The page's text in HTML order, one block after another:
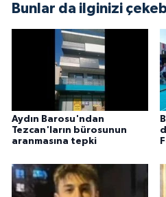
Bunlar da ilginizi
Aydın Barosu'ndan
Tezcan'ların bürosunun
aranmasına tepki